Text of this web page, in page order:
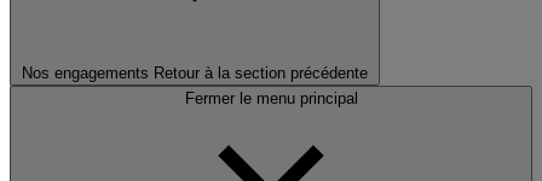
Nos engagements Retour à la section précédente
Fermer le menu principal